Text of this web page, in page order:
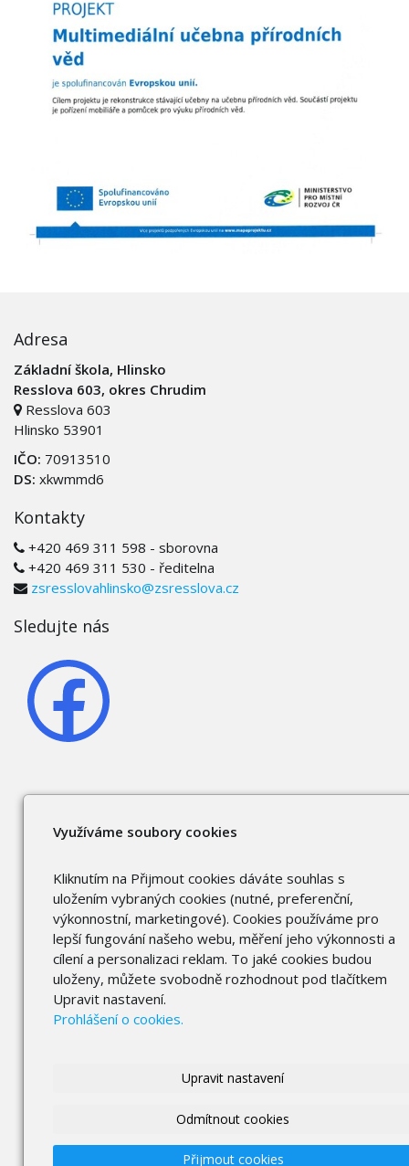
Adresa
Základní škola, Hlinsko
Resslova 603, okres Chrudim
Resslova 603
Hlinsko 53901
IČO: 70913510
DS: xkwmmd6
Kontakty
+420 469 311 598 - sborovna
+420 469 311 530 - ředitelna
zsresslovahlinsko@zsresslova.cz
Sledujte nás
Využíváme soubory cookies
Kliknutím na Přijmout cookies dáváte souhlas s
uložením vybraných cookies (nutné, preferenční,
výkonnostní, marketingové). Cookies používáme pro
lepší fungování našeho webu, měření jeho výkonnosti a
cílení a personalizaci reklam. To jaké cookies budou
uloženy, můžete svobodně rozhodnout pod tlačítkem
Upravit nastavení.
Prohlášení o cookies.
Upravit nastavení
Odmítnout cookies
Přijmout cookies